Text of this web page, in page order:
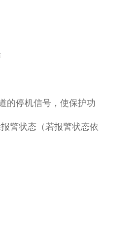
的停机信号，使保护功
警状态（若报警状态依